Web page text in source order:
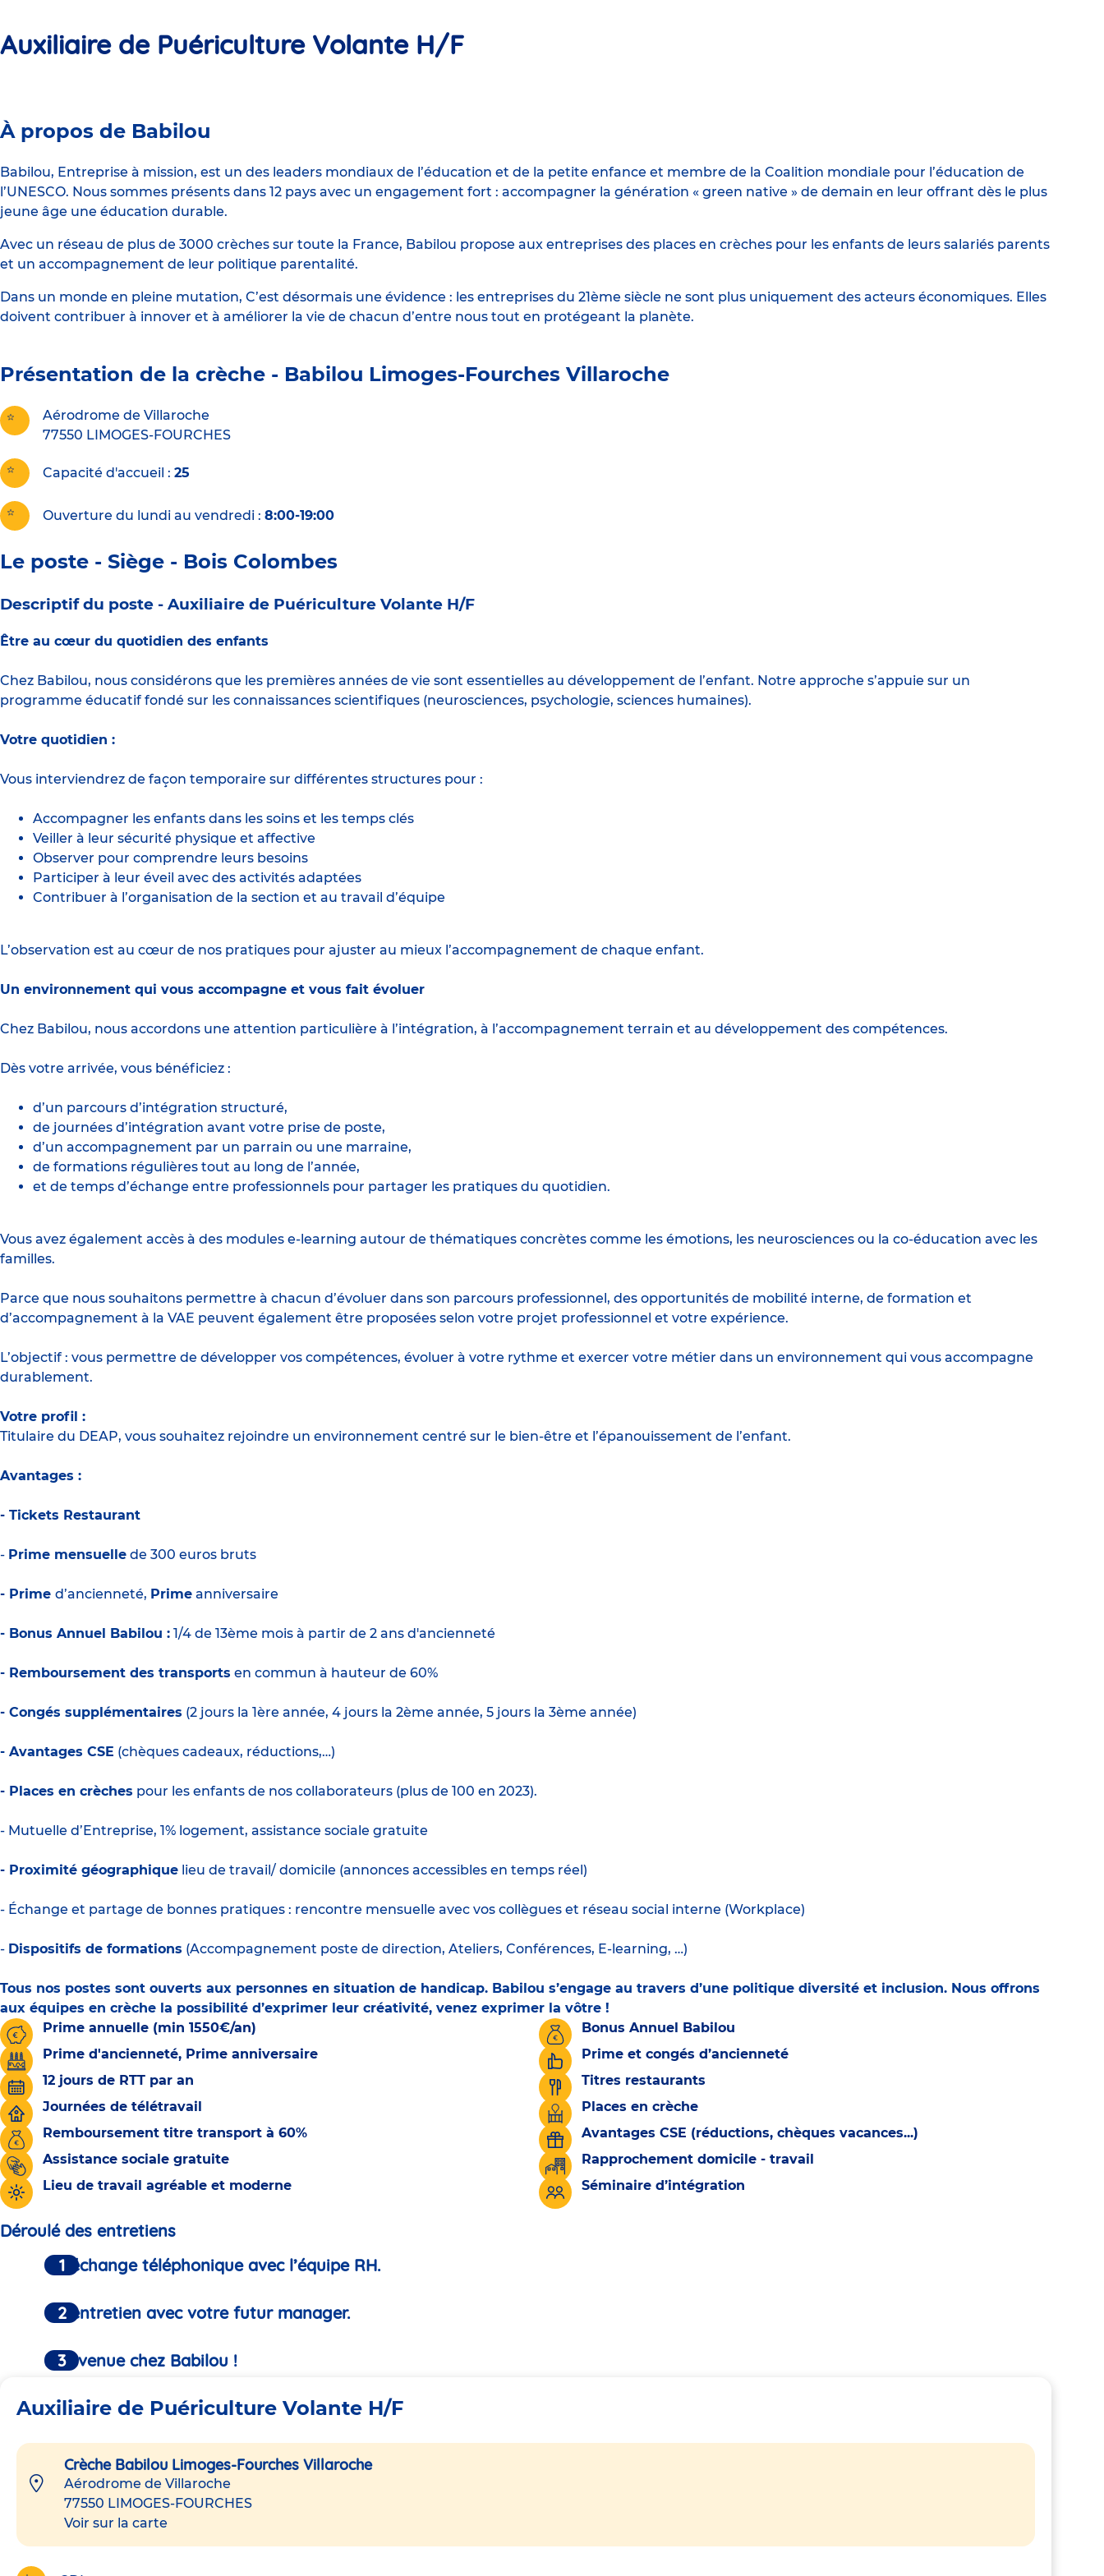
Auxiliaire de Puériculture Volante H/F
Babilou
Limoges-
Fourches
Villaroche
À propos de Babilou
Babilou, Entreprise à mission, est un des leaders mondiaux de l’éducation et de la petite enfance et membre de la Coalition mondiale pour l’éducation de
l’UNESCO. Nous sommes présents dans 12 pays avec un engagement fort : accompagner la génération « green native » de demain en leur offrant dès le plus
jeune âge une éducation durable.
Avec un réseau de plus de 3000 crèches sur toute la France, Babilou propose aux entreprises des places en crèches pour les enfants de leurs salariés parents
et un accompagnement de leur politique parentalité.
Dans un monde en pleine mutation, C’est désormais une évidence : les entreprises du 21ème siècle ne sont plus uniquement des acteurs économiques. Elles
doivent contribuer à innover et à améliorer la vie de chacun d’entre nous tout en protégeant la planète.
Présentation de la crèche - Babilou Limoges-Fourches Villaroche
Aérodrome de Villaroche
77550 LIMOGES-FOURCHES
Capacité d'accueil 25
Ouverture du lundi au vendredi : 8:00-19:00
Le poste - Siège - Bois Colombes
Descriptif du poste - Auxiliaire de Puériculture Volante H/F
Être au cœur du quotidien des enfants
Chez Babilou, nous considérons que les premières années de vie sont essentielles au développement de l’enfant. Notre approche s’appuie sur un
programme éducatif fondé sur les connaissances scientifiques (neurosciences, psychologie, sciences humaines).
Votre quotidien :
Vous interviendrez de façon temporaire sur différentes structures pour :
Accompagner les enfants dans les soins et les temps clés
Veiller à leur sécurité physique et affective
Observer pour comprendre leurs besoins
Participer à leur éveil avec des activités adaptées
Contribuer à l’organisation de la section et au travail d’équipe
L’observation est au cœur de nos pratiques pour ajuster au mieux l’accompagnement de chaque enfant.
Un environnement qui vous accompagne et vous fait évoluer
Chez Babilou, nous accordons une attention particulière à l’intégration, à l’accompagnement terrain et au développement des compétences.
Dès votre arrivée, vous bénéficiez :
d’un parcours d’intégration structuré,
de journées d’intégration avant votre prise de poste,
d’un accompagnement par un parrain ou une marraine,
de formations régulières tout au long de l’année,
et de temps d’échange entre professionnels pour partager les pratiques du quotidien.
Vous avez également accès à des modules e-learning autour de thématiques concrètes comme les émotions, les neurosciences ou la co-éducation avec les
familles.
Parce que nous souhaitons permettre à chacun d’évoluer dans son parcours professionnel, des opportunités de mobilité interne, de formation et
d’accompagnement à la VAE peuvent également être proposées selon votre projet professionnel et votre expérience.
L’objectif : vous permettre de développer vos compétences, évoluer à votre rythme et exercer votre métier dans un environnement qui vous accompagne
durablement.
Votre profil :
Titulaire du DEAP, vous souhaitez rejoindre un environnement centré sur le bien-être et l’épanouissement de l’enfant.
Avantages :
- Tickets Restaurant
- Prime mensuelle de 300 euros bruts
- Prime d’ancienneté, Prime anniversaire
- Bonus Annuel Babilou : 1/4 de 13ème mois à partir de 2 ans d'ancienneté
- Remboursement des transports en commun à hauteur de 60%
- Congés supplémentaires (2 jours la 1ère année, 4 jours la 2ème année, 5 jours la 3ème année)
- Avantages CSE (chèques cadeaux, réductions,…)
- Places en crèches pour les enfants de nos collaborateurs (plus de 100 en 2023).
- Mutuelle d’Entreprise, 1% logement, assistance sociale gratuite
- Proximité géographique lieu de travail/ domicile (annonces accessibles en temps réel)
- Échange et partage de bonnes pratiques : rencontre mensuelle avec vos collègues et réseau social interne (Workplace)
- Dispositifs de formations (Accompagnement poste de direction, Ateliers, Conférences, E-learning, …)
Tous nos postes sont ouverts aux personnes en situation de handicap. Babilou s’engage au travers d’une politique diversité et inclusion. Nous offrons
aux équipes en crèche la possibilité d’exprimer leur créativité, venez exprimer la vôtre !
Prime annuelle (min 1550€/an)
Bonus Annuel Babilou
Prime d'ancienneté, Prime anniversaire
Prime et congés d’ancienneté
12 jours de RTT par an
Titres restaurants
Journées de télétravail
Places en crèche
Remboursement titre transport à 60%
Avantages CSE (réductions, chèques vacances...)
Assistance sociale gratuite
Rapprochement domicile - travail
Lieu de travail agréable et moderne
Séminaire d’intégration
Déroulé des entretiens
Un échange téléphonique avec l’équipe RH.
Un entretien avec votre futur manager.
Bienvenue chez Babilou !
Auxiliaire de Puériculture Volante H/F
Crèche Babilou Limoges-Fourches Villaroche
Aérodrome de Villaroche
77550 LIMOGES-FOURCHES
Voir sur la carte